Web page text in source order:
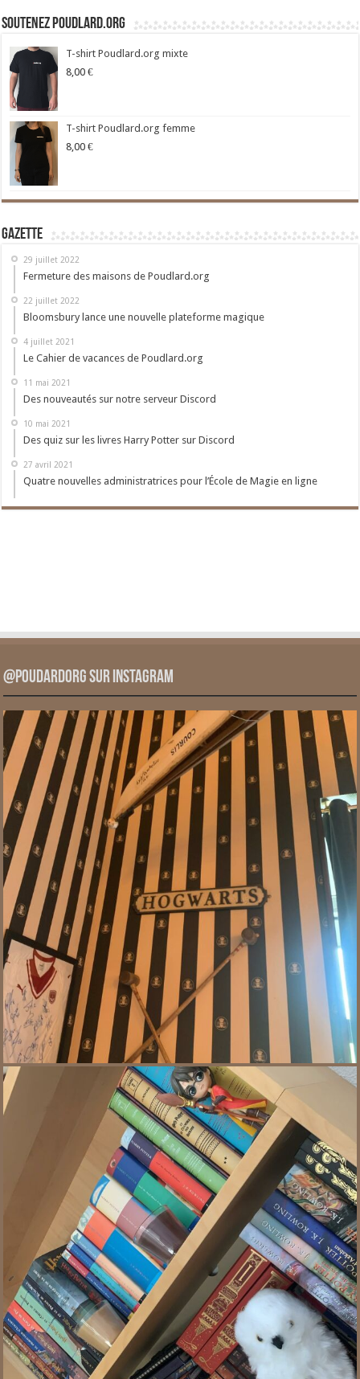
Soutenez Poudlard.org
T-shirt Poudlard.org mixte
8,00 €
T-shirt Poudlard.org femme
8,00 €
Gazette
29 juillet 2022
Fermeture des maisons de Poudlard.org
22 juillet 2022
Bloomsbury lance une nouvelle plateforme magique
4 juillet 2021
Le Cahier de vacances de Poudlard.org
11 mai 2021
Des nouveautés sur notre serveur Discord
10 mai 2021
Des quiz sur les livres Harry Potter sur Discord
27 avril 2021
Quatre nouvelles administratrices pour l’École de Magie en ligne
@PoudardOrg sur Instagram